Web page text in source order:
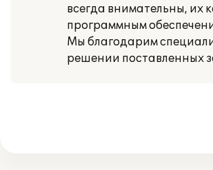
всегда внимательны, их
программным
Мы благодарим
решении поставленных